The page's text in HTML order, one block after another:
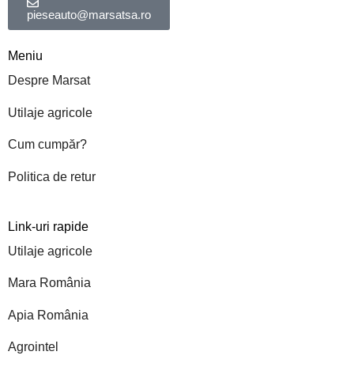
pieseauto@marsatsa.ro
Meniu
Despre Marsat
Utilaje agricole
Cum cumpăr?
Politica de retur
Link-uri rapide
Utilaje agricole
Mara România
Apia România
Agrointel